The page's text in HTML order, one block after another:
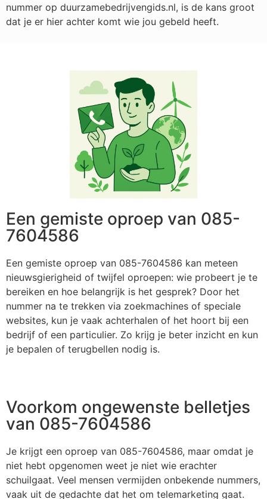
nummer op duurzamebedrijvengids.nl, is de kans groot
dat je er hier achter komt wie jou gebeld heeft.
Een gemiste oproep van 085-
7604586
Een gemiste oproep van 085-7604586 kan meteen
nieuwsgierigheid of twijfel oproepen: wie probeert je te
bereiken en hoe belangrijk is het gesprek? Door het
nummer na te trekken via zoekmachines of speciale
websites, kun je vaak achterhalen of het hoort bij een
bedrijf of een particulier. Zo krijg je beter inzicht en kun
je bepalen of terugbellen nodig is.
Voorkom ongewenste belletjes
van 085-7604586
Je krijgt een oproep van 085-7604586, maar omdat je
niet hebt opgenomen weet je niet wie erachter
schuilgaat. Veel mensen vermijden onbekende nummers,
vaak uit de gedachte dat het om telemarketing gaat.